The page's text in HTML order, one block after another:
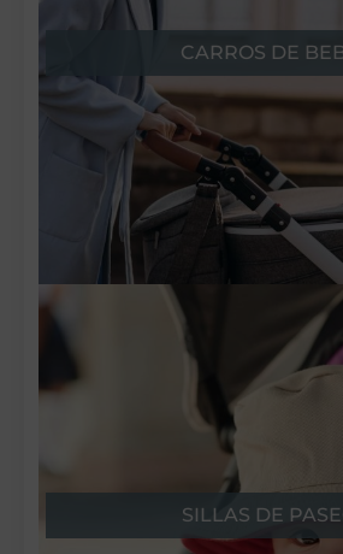
CARROS DE
SILLAS DE